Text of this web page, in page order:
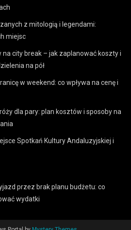
z mitologią i legendami:
miejsc
na city break – jak zaplanować koszty i
na pół
w weekend: co wpływa na cenę i
dla pary: plan kosztów i sposoby na
Spotkań Kultury Andaluzyjskiej i
przez brak planu budżetu: co
wydatki